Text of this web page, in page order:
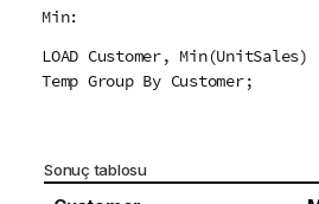
Min:
LOAD Customer, Min(UnitSales)
Temp Group By Customer;
Sonuç tablosu